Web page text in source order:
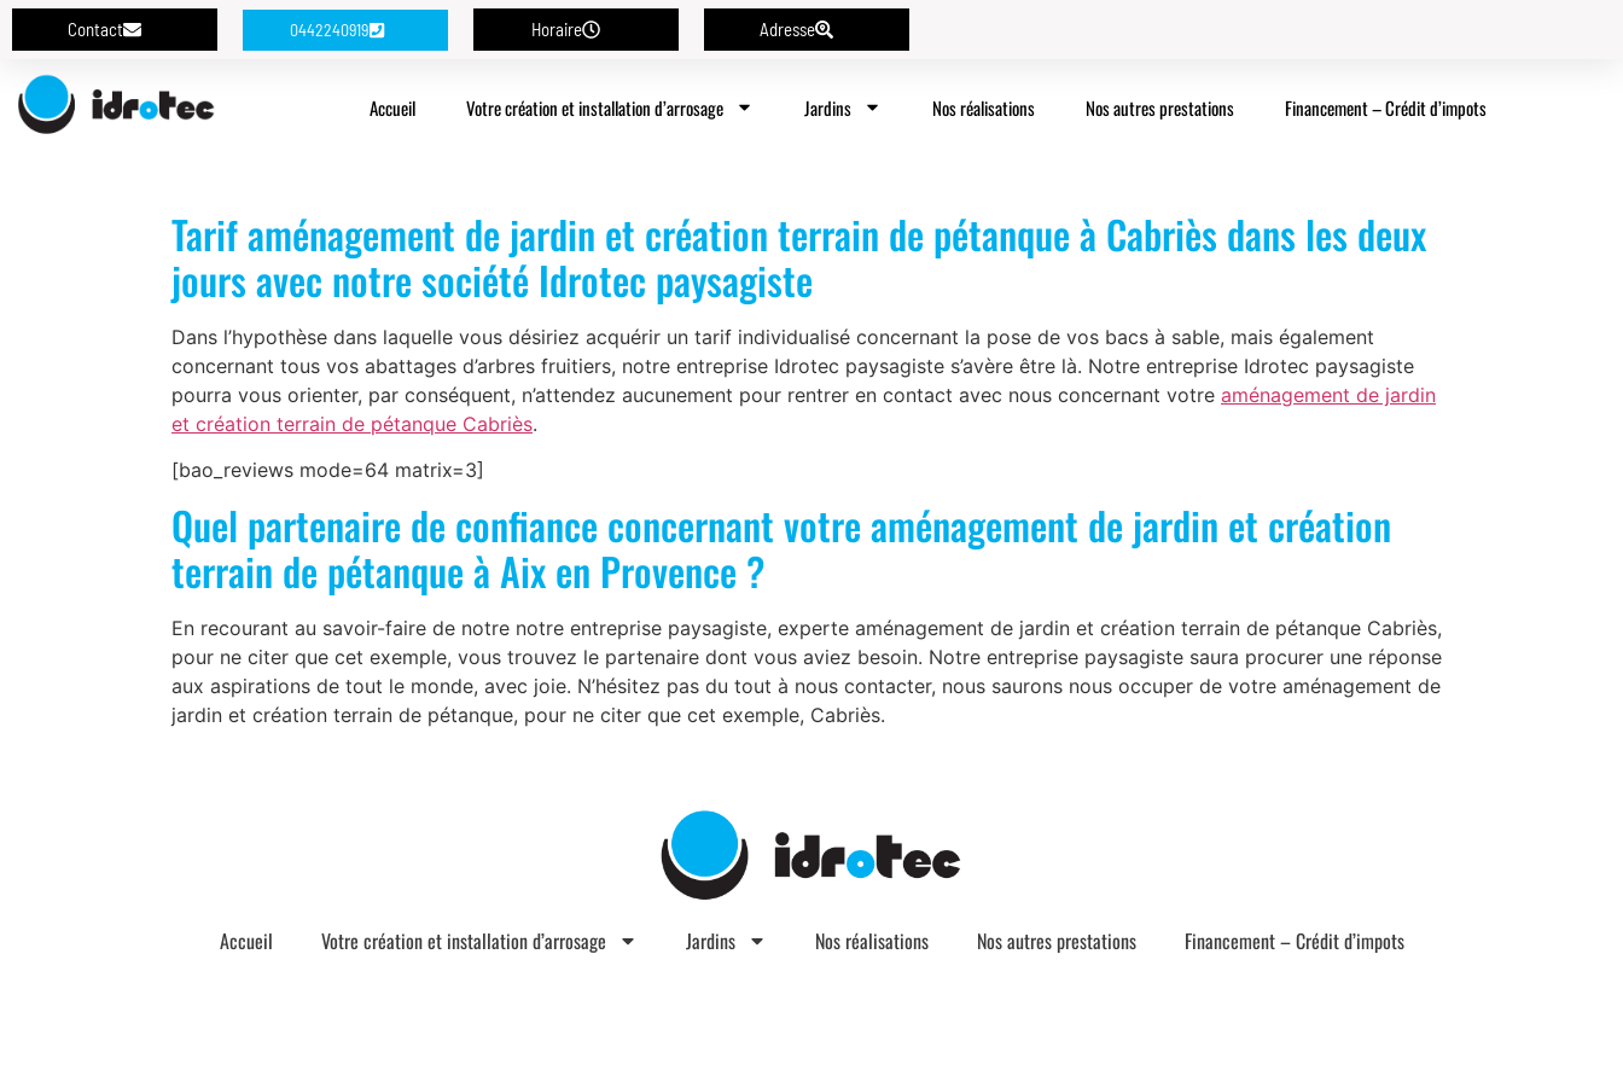
Contact 0442240919 Horaire Adresse
Accueil Votre création et installation d’arrosage Jardins Nos réalisations Nos autres prestations Financement – Crédit d’impots
Tarif aménagement de jardin et création terrain de pétanque à Cabriès dans les deux
jours avec notre société Idrotec paysagiste
Dans l’hypothèse dans laquelle vous désiriez acquérir un tarif individualisé concernant la pose de vos bacs à sable, mais également
concernant tous vos abattages d’arbres fruitiers, notre entreprise Idrotec paysagiste s’avère être là. Notre entreprise Idrotec paysagiste
pourra vous orienter, par conséquent, n’attendez aucunement pour rentrer en contact avec nous concernant votre aménagement de jardin
et création terrain de pétanque Cabriès.
[bao_reviews mode=64 matrix=3]
Quel partenaire de confiance concernant votre aménagement de jardin et création
terrain de pétanque à Aix en Provence ?
En recourant au savoir-faire de notre notre entreprise paysagiste, experte aménagement de jardin et création terrain de pétanque Cabriès,
pour ne citer que cet exemple, vous trouvez le partenaire dont vous aviez besoin. Notre entreprise paysagiste saura procurer une réponse
aux aspirations de tout le monde, avec joie. N’hésitez pas du tout à nous contacter, nous saurons nous occuper de votre aménagement de
jardin et création terrain de pétanque, pour ne citer que cet exemple, Cabriès.
Accueil Votre création et installation d’arrosage Jardins Nos réalisations Nos autres prestations Financement – Crédit d’impots